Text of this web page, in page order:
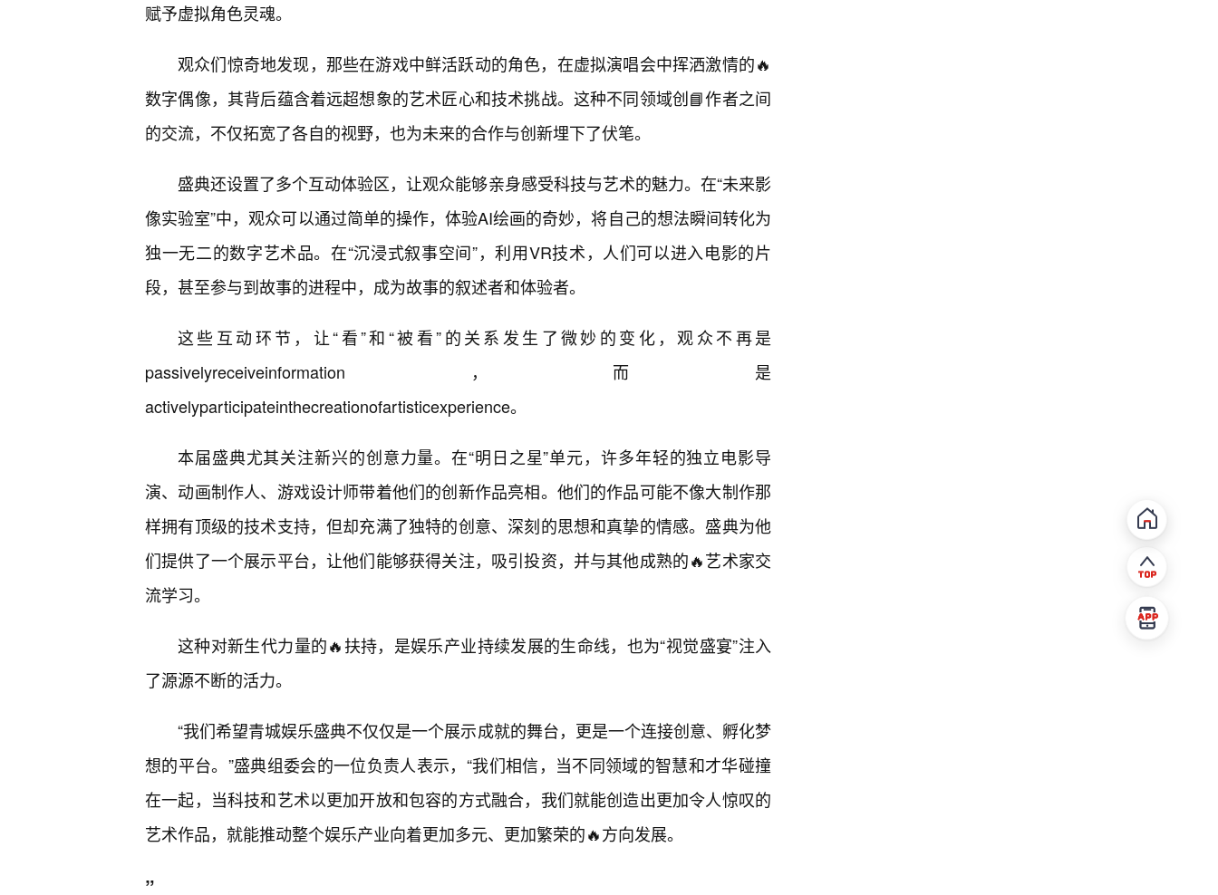
赋予虚拟角色灵魂。
观众们惊奇地发现，那些在游戏中鲜活跃动的角色，在虚拟演唱会中挥洒激情的🔥
数字偶像，其背后蕴含着远超想象的艺术匠心和技术挑战。这种不同领域创📘作者之间
的交流，不仅拓宽了各自的视野，也为未来的合作与创新埋下了伏笔。
盛典还设置了多个互动体验区，让观众能够亲身感受科技与艺术的魅力。在“未来影
像实验室”中，观众可以通过简单的操作，体验AI绘画的奇妙，将自己的想法瞬间转化为
独一无二的数字艺术品。在“沉浸式叙事空间”，利用VR技术，人们可以进入电影的片
段，甚至参与到故事的进程中，成为故事的叙述者和体验者。
这些互动环节，让“看”和“被看”的关系发生了微妙的变化，观众不再是
passivelyreceiveinformation，而是
activelyparticipateinthecreationofartisticexperience。
本届盛典尤其关注新兴的创意力量。在“明日之星”单元，许多年轻的独立电影导
演、动画制作人、游戏设计师带着他们的创新作品亮相。他们的作品可能不像大制作那
样拥有顶级的技术支持，但却充满了独特的创意、深刻的思想和真挚的情感。盛典为他
们提供了一个展示平台，让他们能够获得关注，吸引投资，并与其他成熟的🔥艺术家交
流学习。
这种对新生代力量的🔥扶持，是娱乐产业持续发展的生命线，也为“视觉盛宴”注入
了源源不断的活力。
“我们希望青城娱乐盛典不仅仅是一个展示成就的舞台，更是一个连接创意、孵化梦
想的平台。”盛典组委会的一位负责人表示，“我们相信，当不同领域的智慧和才华碰撞
在一起，当科技和艺术以更加开放和包容的方式融合，我们就能创造出更加令人惊叹的
艺术作品，就能推动整个娱乐产业向着更加多元、更加繁荣的🔥方向发展。
”